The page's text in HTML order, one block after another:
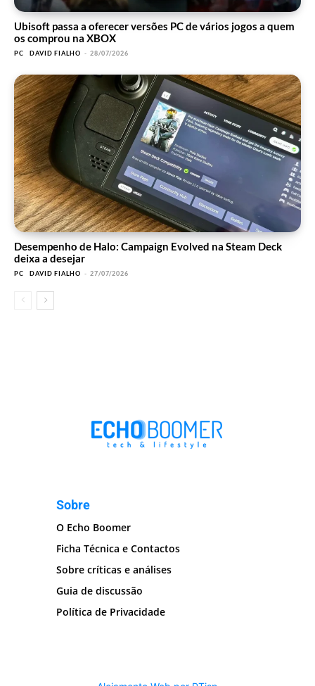
Ubisoft passa a oferecer versões PC de vários jogos a quem
os comprou na XBOX
PC DAVID FIALHO - 28/07/2026
Desempenho de Halo: Campaign Evolved na Steam Deck
deixa a desejar
PC DAVID FIALHO - 27/07/2026
Sobre
O Echo Boomer
Ficha Técnica e Contactos
Sobre críticas e análises
Guia de discussão
Política de Privacidade